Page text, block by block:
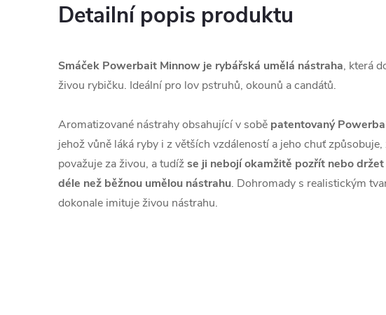
Detailní popis produktu
Smáček Powerbait Minnow je rybářská umělá nástraha, která
živou rybičku. Ideální pro lov pstruhů, okounů a candátů.
Aromatizované nástrahy obsahující v sobě patentovaný
jehož vůně láká ryby i z větších vzdáleností a jeho chuť
považuje za živou, a tudížse ji nebojí okamžitě pozřít nebo
déle než běžnou umělou nástrahu. Dohromady s realistickým
dokonale imituje živou nástrahu.